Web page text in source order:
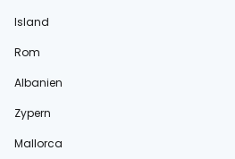
Island
Rom
Albanien
Zypern
Mallorca